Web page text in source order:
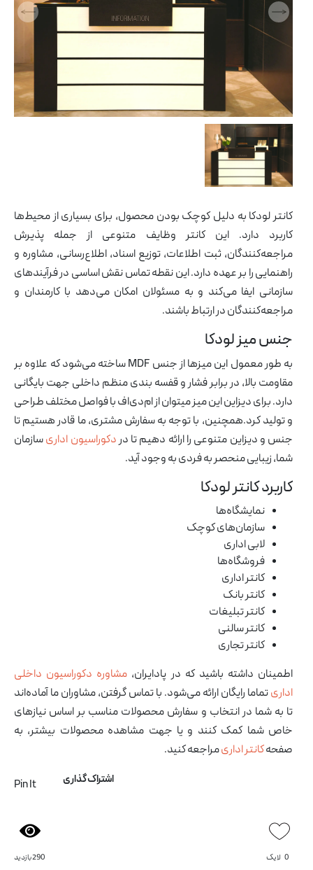
آرشیو مقالات
طراحی‌های داخلی
کانتر لودکا به دلیل کوچک بودن محصول، برای بسیاری از محیط‌ها
کاربرد دارد. این کانتر وظایف متنوعی از جمله پذیرش
مراجعه‌کنندگان، ثبت اطلاعات، توزیع اسناد، اطلاع‌رسانی، مشاوره و
راهنمایی را بر عهده دارد. این نقطه تماس نقش اساسی در فرآیندهای
سازمانی ایفا می‌کند و به مسئولان امکان می‌دهد با کارمندان و
مراجعه‌کنندگان در ارتباط باشند.
جنس میز لودکا
به طور معمول این میزها از جنس MDF ساخته می‌شود که علاوه بر
مقاومت بالا، در برابر فشار و قفسه بندی منظم داخلی جهت بایگانی
دارد. برای دیزاین این میز میتوان از ام‌دی‌اف با فواصل مختلف طراحی
و تولید کرد.همچنین، با توجه به سفارش مشتری، ما قادر هستیم تا
جنس و دیزاین متنوعی را ارائه دهیم تا دردکوراسیون اداریسازمان
شما، زیبایی منحصر به فردی به وجود آید.
کاربرد کانتر لودکا
نمایشگاه‌ها
سازمان‌های کوچک
لابی اداری
فروشگاه‌ها
کانتر اداری
کانتر بانک
کانتر تبلیغات
کانتر سالنی
کانتر تجاری
اطمینان داشته باشید که در پادایران، مشاوره دکوراسیون داخلی
اداریتماما رایگان ارائه می‌شود. با تماس گرفتن، مشاوران ما آماده‌اند
تا به شما در انتخاب و سفارش محصولات مناسب بر اساس نیازهای
خاص شما کمک کنند و یا جهت مشاهده محصولات بیشتر، به
صفحهکانتر اداریمراجعه کنید.
Pin It اشتراک گذاری
0 لایک 290 بازدید
مبلمان اداری ایتالیایی
پارتیشن اداری